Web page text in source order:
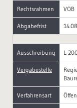
Rechtsrahmen VOB
Abgabefrist
Ausschreibung L
Vergabestelle
Verfahrensart